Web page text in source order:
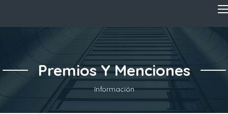
Premios Y Menciones
Información